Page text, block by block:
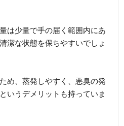
は少量で手の届く範囲内にあ
潔な状態を保ちやすいでしょ
め、蒸発しやすく、悪臭の発
いうデメリットも持っていま